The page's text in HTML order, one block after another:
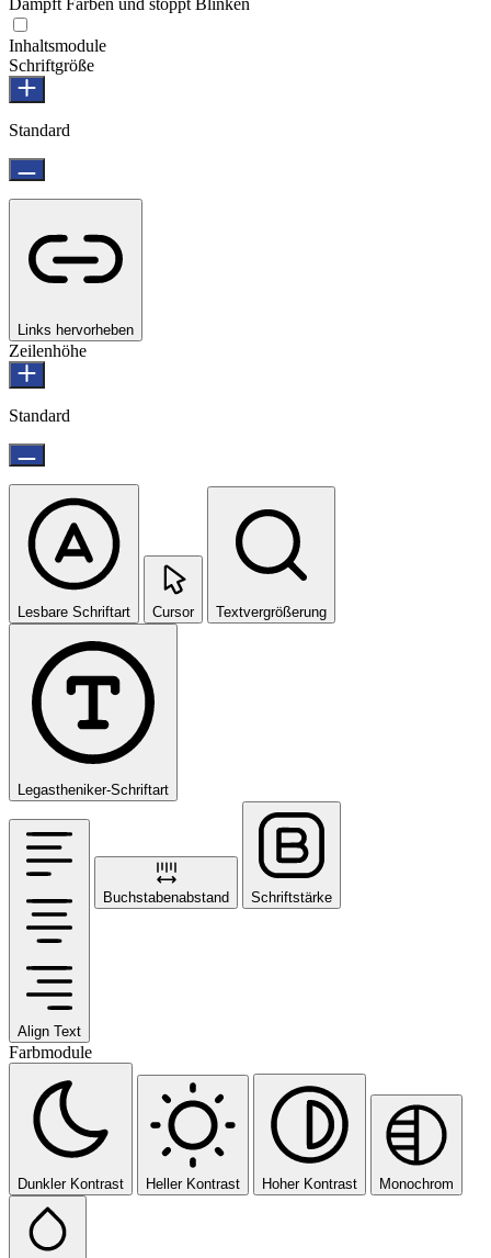
Inhaltsmodule
Schriftgröße
Standard
Links hervorheben
Zeilenhöhe
Standard
Lesbare Schriftart Cursor Textvergrößerung
Legastheniker-Schriftart
Align Text
Buchstabenabstand Schriftstärke
Farbmodule
Dunkler Kontrast Heller Kontrast Hoher Kontrast Monochrom